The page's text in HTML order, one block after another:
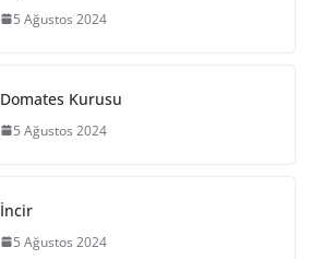
5 Ağustos 2024
Domates Kurusu
5 Ağustos 2024
İncir
5 Ağustos 2024